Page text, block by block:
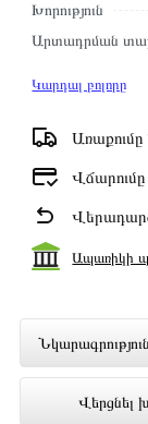
Խորություն
Արտադրման
Կարդալ բոլորը
Առաքումը
Ապառիկի
Նկարագրություն
Վերցնել
Օդորակիչ